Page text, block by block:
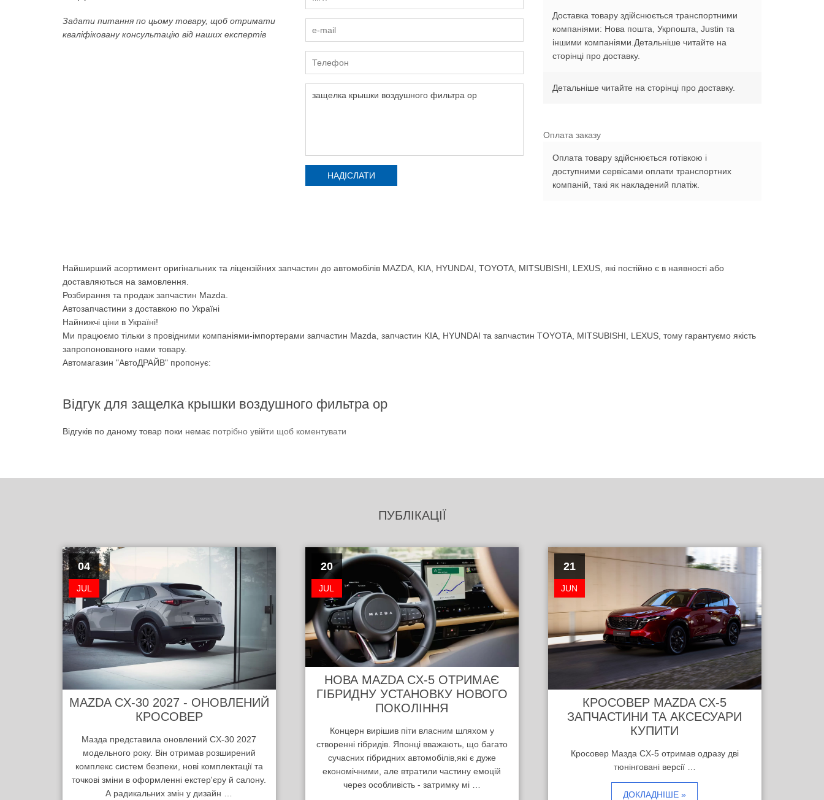
Задати питання по цьому товару, щоб отримати
кваліфіковану консультацію від наших експертів
Доставка товару здійснюється транспортними
компаніями: Нова пошта, Укрпошта, Justin та
іншими компаніями.Детальніше читайте на
сторінці про доставку.
Детальніше читайте на сторінці про доставку.
Оплата заказу
Оплата товару здійснюється готівкою і
доступними сервісами оплати транспортних
компаній, такі як накладений платіж.
Найширший асортимент оригінальних та ліцензійних запчастин до автомобілів MAZDA, KIA, HYUNDAI, TOYOTA, MITSUBISHI, LEXUS, які постійно є в наявності або
доставляються на замовлення.
Розбирання та продаж запчастин Mazda.
Автозапчастини з доставкою по Україні
Найнижчі ціни в Україні!
Ми працюємо тільки з провідними компаніями-імпортерами запчастин Mazda, запчастин KIA, HYUNDAI та запчастин TOYOTA, MITSUBISHI, LEXUS, тому гарантуємо якість
запропонованого нами товару.
Автомагазин "АвтоДРАЙВ" пропонує:
Відгук для защелка крышки воздушного фильтра ор
Відгуків по даному товар поки немає потрібно увійти щоб коментувати
ПУБЛІКАЦІЇ
04
JUL
MAZDA CX-30 2027 - ОНОВЛЕНИЙ
КРОСОВЕР
Мазда представила оновлений CX-30 2027
модельного року. Він отримав розширений
комплекс систем безпеки, нові комплектації та
точкові зміни в оформленні екстер'єру й салону.
А радикальних змін у дизайн …
20
JUL
НОВА MAZDA CX-5 ОТРИМАЄ
ГІБРИДНУ УСТАНОВКУ НОВОГО
ПОКОЛІННЯ
Концерн вирішив піти власним шляхом у
створенні гібридів. Японці вважають, що багато
сучасних гібридних автомобілів,які є дуже
економічними, але втратили частину емоцій
через особливість - затримку мі …
21
JUN
КРОСОВЕР MAZDA CX-5
ЗАПЧАСТИНИ ТА АКСЕСУАРИ
КУПИТИ
Кросовер Мазда CX-5 отримав одразу дві
тюнінговані версії …
ДОКЛАДНІШЕ »